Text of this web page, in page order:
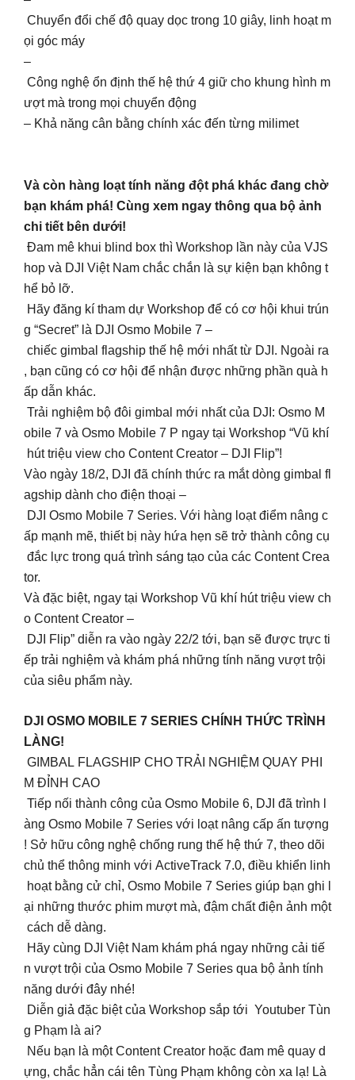
Chuyển đổi chế độ quay dọc trong 10 giây, linh hoạt m
ọi góc máy
–
Công nghệ ổn định thế hệ thứ 4 giữ cho khung hình m
ượt mà trong mọi chuyển động
– Khả năng cân bằng chính xác đến từng milimet
Và còn hàng loạt tính năng đột phá khác đang chờ
bạn khám phá! Cùng xem ngay thông qua bộ ảnh
chi tiết bên dưới!
Đam mê khui blind box thì Workshop lần này của VJS
hop và DJI Việt Nam chắc chắn là sự kiện bạn không t
hể bỏ lỡ.
Hãy đăng kí tham dự Workshop để có cơ hội khui trún
g “Secret” là DJI Osmo Mobile 7 –
chiếc gimbal flagship thế hệ mới nhất từ DJI. Ngoài ra
, bạn cũng có cơ hội để nhận được những phần quà h
ấp dẫn khác.
Trải nghiệm bộ đôi gimbal mới nhất của DJI: Osmo M
obile 7 và Osmo Mobile 7 P ngay tại Workshop “Vũ khí
hút triệu view cho Content Creator – DJI Flip”!
Vào ngày 18/2, DJI đã chính thức ra mắt dòng gimbal fl
agship dành cho điện thoại –
DJI Osmo Mobile 7 Series. Với hàng loạt điểm nâng c
ấp mạnh mẽ, thiết bị này hứa hẹn sẽ trở thành công cụ
đắc lực trong quá trình sáng tạo của các Content Crea
tor.
Và đặc biệt, ngay tại Workshop Vũ khí hút triệu view ch
o Content Creator –
DJI Flip” diễn ra vào ngày 22/2 tới, bạn sẽ được trực ti
ếp trải nghiệm và khám phá những tính năng vượt trội
của siêu phẩm này.
DJI OSMO MOBILE 7 SERIES CHÍNH THỨC TRÌNH
LÀNG!
GIMBAL FLAGSHIP CHO TRẢI NGHIỆM QUAY PHI
M ĐỈNH CAO
Tiếp nối thành công của Osmo Mobile 6, DJI đã trình l
àng Osmo Mobile 7 Series với loạt nâng cấp ấn tượng
! Sở hữu công nghệ chống rung thế hệ thứ 7, theo dõi
chủ thể thông minh với ActiveTrack 7.0, điều khiển linh
hoạt bằng cử chỉ, Osmo Mobile 7 Series giúp bạn ghi l
ại những thước phim mượt mà, đậm chất điện ảnh một
cách dễ dàng.
Hãy cùng DJI Việt Nam khám phá ngay những cải tiế
n vượt trội của Osmo Mobile 7 Series qua bộ ảnh tính
năng dưới đây nhé!
Diễn giả đặc biệt của Workshop sắp tới Youtuber Tùn
g Phạm là ai?
Nếu bạn là một Content Creator hoặc đam mê quay d
ựng, chắc hẳn cái tên Tùng Phạm không còn xa lạ! Là